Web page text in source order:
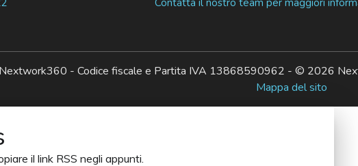
Nextwork360 - Codice fiscale e Partita IVA 13868590962 - © 2026
Mappa del sito
il link RSS negli appunti.